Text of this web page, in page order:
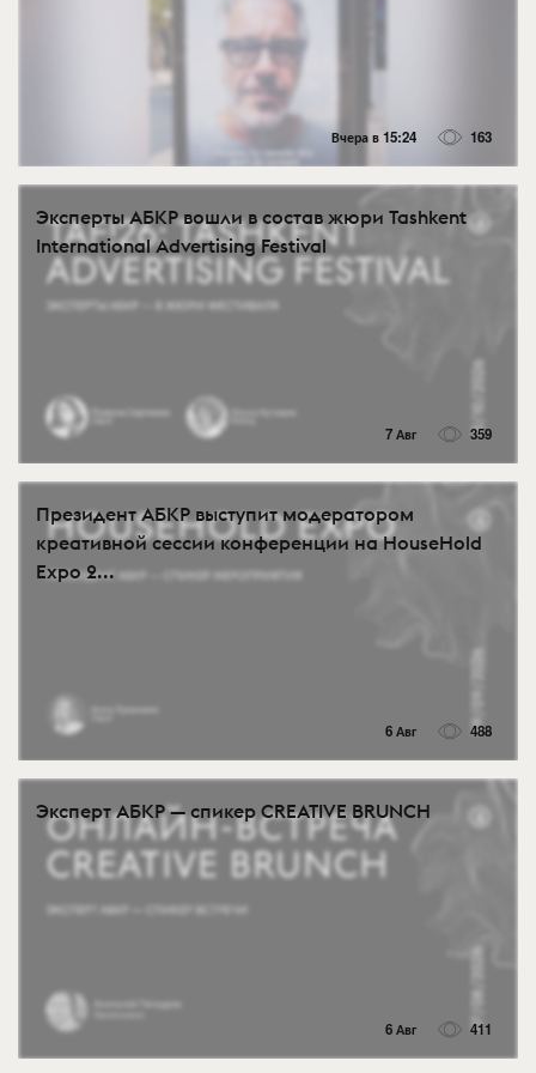
Вчера в 15:24 163
Эксперты АБКР вошли в состав жюри Tashkent
International Advertising Festival
7 Авг 359
Президент АБКР выступит модератором
креативной сессии конференции на HouseHold
Expo 2...
6 Авг 488
Эксперт АБКР — спикер CREATIVE BRUNCH
6 Авг 411